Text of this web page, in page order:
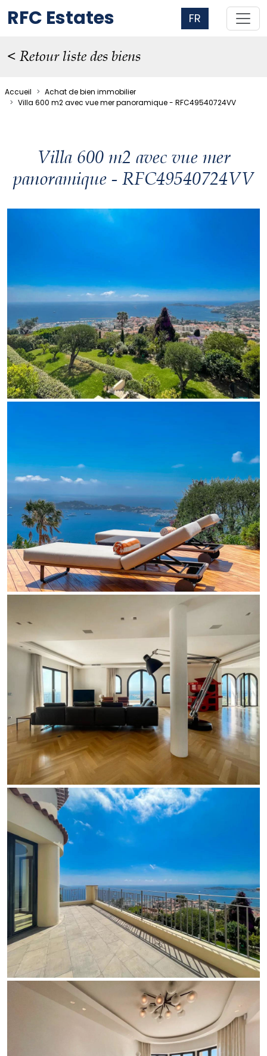
RFC Estates FR
< Retour liste des biens
Accueil
Achat de bien immobilier
Villa 600 m2 avec vue mer panoramique - RFC49540724VV
Villa 600 m2 avec vue mer
panoramique - RFC49540724VV